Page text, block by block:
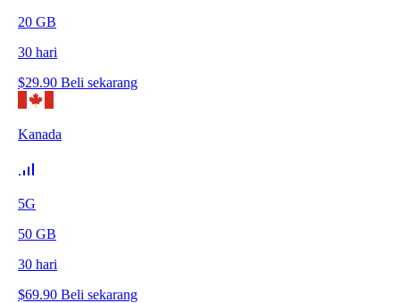
20 GB
30 hari
$29.90 Beli sekarang
Kanada
5G
50 GB
30 hari
$69.90 Beli sekarang